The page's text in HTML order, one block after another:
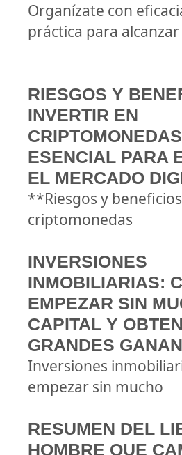
Organízate con
práctica para alcanzar
RIESGOS Y
INVERTIR EN
ESENCIAL PARA
EL MERCADO
**Riesgos y
criptomonedas
INVERSIONES
INMOBILIARIAS:
EMPEZAR SIN
CAPITAL Y
GRANDES
Inversiones
empezar sin mucho
RESUMEN DEL
HOMBRE QUE